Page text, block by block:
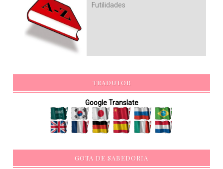
Futilidades
TRADUTOR
Google Translate
GOTA DE SABEDORIA